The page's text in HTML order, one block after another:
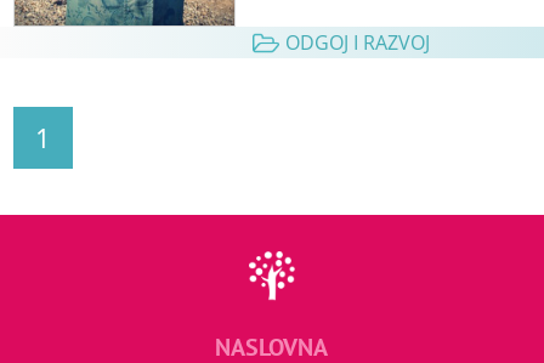
ODGOJ I RAZVOJ
1
NASLOVNA